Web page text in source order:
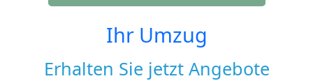
Ihr Umzug
Erhalten Sie jetzt Angebote